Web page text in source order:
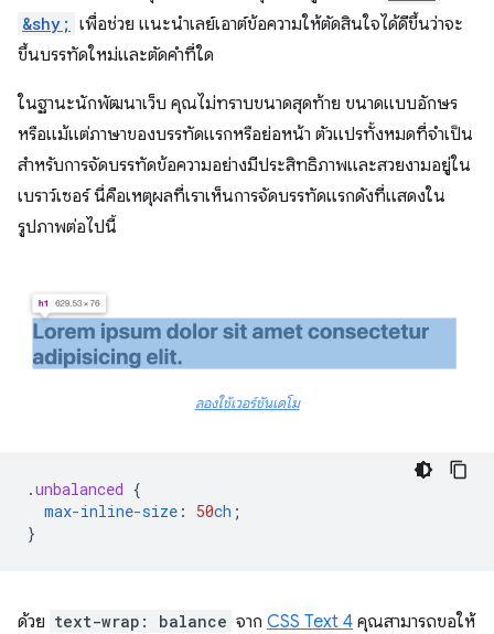
&shy; เพื่อช่วย แนะนำเลย์เอาต์ข้อความให้ตัดสินใจได้ดีขึ้นว่าจะ
ขึ้นบรรทัดใหม่และตัดคำที่ใด
ในฐานะนักพัฒนาเว็บ คุณไม่ทราบขนาดสุดท้าย ขนาดแบบอักษร
หรือแม้แต่ภาษาของบรรทัดแรกหรือย่อหน้า ตัวแปรทั้งหมดที่จำเป็น
สำหรับการจัดบรรทัดข้อความอย่างมีประสิทธิภาพและสวยงามอยู่ใน
เบราว์เซอร์ นี่คือเหตุผลที่เราเห็นการจัดบรรทัดแรกดังที่แสดงใน
รูปภาพต่อไปนี้
ลองใช้เวอร์ชันเดโม
.unbalanced {
max-inline-size : 50ch ;
}
ด้วย text-wrap: balance จาก CSS Text 4 คุณสามารถขอให้